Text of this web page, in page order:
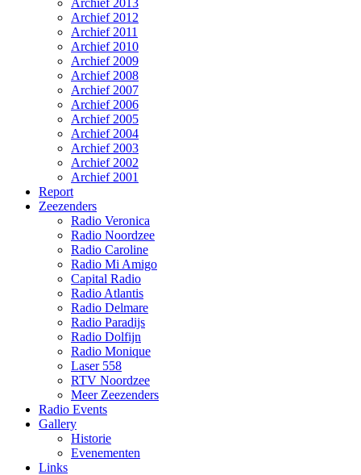
Archief 2013
Archief 2012
Archief 2011
Archief 2010
Archief 2009
Archief 2008
Archief 2007
Archief 2006
Archief 2005
Archief 2004
Archief 2003
Archief 2002
Archief 2001
Report
Zeezenders
Radio Veronica
Radio Noordzee
Radio Caroline
Radio Mi Amigo
Capital Radio
Radio Atlantis
Radio Delmare
Radio Paradijs
Radio Dolfijn
Radio Monique
Laser 558
RTV Noordzee
Meer Zeezenders
Radio Events
Gallery
Historie
Evenementen
Links